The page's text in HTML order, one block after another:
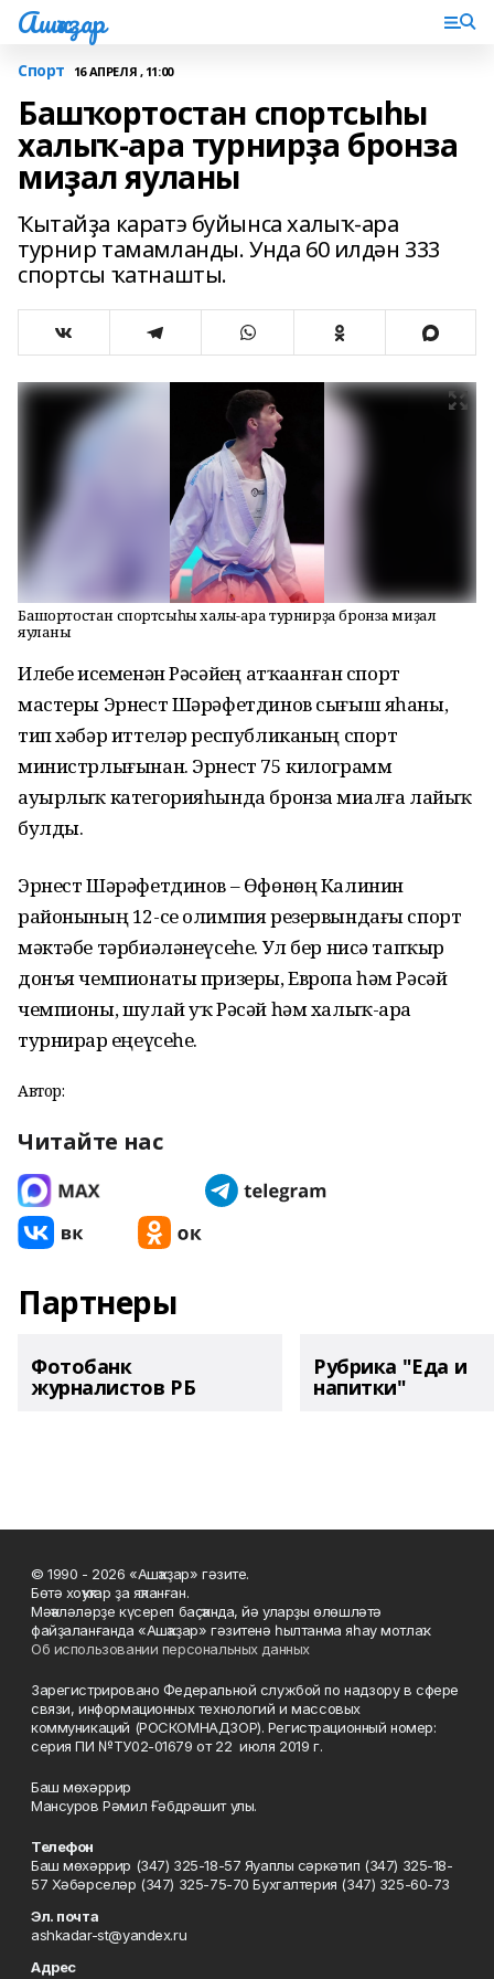
Ашҡаҙар
Спорт 16 АПРЕЛЯ , 11:00
Башҡортостан спортсыһы
халыҡ-ара турнирҙа бронза
миҙал яуланы
Ҡытайҙа каратэ буйынса халыҡ-ара
турнир тамамланды. Унда 60 илдән 333
спортсы ҡатнашты.
Башҡортостан спортсыһы халыҡ-ара турнирҙа бронза миҙал
яуланы
Илебеҙ исеменән Рәсәйҙең атҡаҙанған спорт
мастеры Эрнест Шәрәфетдинов сығыш яһаны,
тип хәбәр иттеләр республиканың спорт
министрлығынан. Эрнест 75 килограмм
ауырлыҡ категорияһында бронза миҙалға лайыҡ
булды.
Эрнест Шәрәфетдинов – Өфөнөң Калинин
районының 12-се олимпия резервындағы спорт
мәктәбе тәрбиәләнеүсеһе. Ул бер нисә тапҡыр
донъя чемпионаты призеры, Европа һәм Рәсәй
чемпионы, шулай уҡ Рәсәй һәм халыҡ-ара
турнирҙар еңеүсеһе.
Автор:
Читайте нас
Партнеры
Фотобанк
журналистов РБ
Рубрика "Еда и
напитки"
© 1990 - 2026 «Ашҡаҙар» гәзите.
Бөтә хоҡуҡтар ҙа яҡланған.
Мәҡәләләрҙе күсереп баҫҡанда, йә уларҙы өлөшләтә
файҙаланғанда «Ашҡаҙар» гәзитенә һылтанма яһау мотлаҡ.
Об использовании персональных данных
Зарегистрировано Федеральной службой по надзору в сфере
связи, информационных технологий и массовых
коммуникаций (РОСКОМНАДЗОР). Регистрационный номер:
серия ПИ №ТУ02-01679 от 22 июля 2019 г.
Баш мөхәррир
Мансуров Рәмил Ғәбдрәшит улы.
Телефон
Баш мөхәррир (347) 325-18-57 Яуаплы сәркәтип (347) 325-18-
57 Хәбәрселәр (347) 325-75-70 Бухгалтерия (347) 325-60-73
Эл. почта
ashkadar-st@yandex.ru
Адрес